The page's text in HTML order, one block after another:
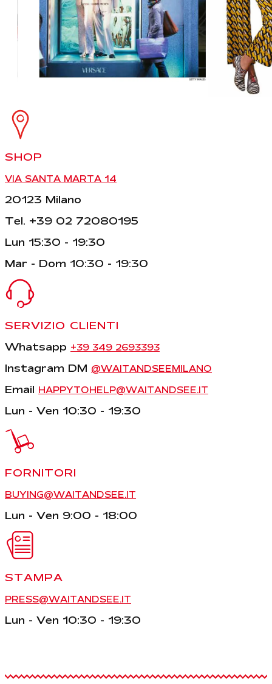
SHOP
VIA SANTA MARTA 14
20123 Milano
Tel. +39 02 72080195
Lun 15:30 - 19:30
Mar - Dom 10:30 - 19:30
SERVIZIO CLIENTI
Whatsapp +39 349 2693393
Instagram DM @WAITANDSEEMILANO
Email HAPPYTOHELP@WAITANDSEE.IT
Lun - Ven 10:30 - 19:30
FORNITORI
BUYING@WAITANDSEE.IT
Lun - Ven 9:00 - 18:00
STAMPA
PRESS@WAITANDSEE.IT
Lun - Ven 10:30 - 19:30